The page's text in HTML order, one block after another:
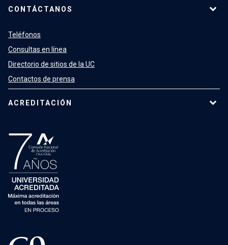
CONTÁCTANOS
Teléfonos
Consultas en línea
Directorio de sitios de la UC
Contactos de prensa
ACREDITACIÓN